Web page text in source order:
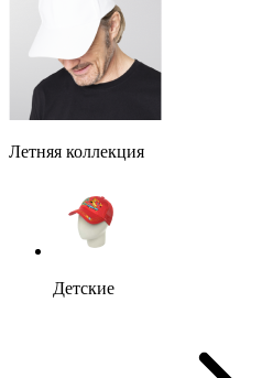
Летняя коллекция
Детские